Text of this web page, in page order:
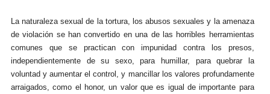
La naturaleza sexual de la tortura, los abusos sexuales y la amenaza
de violación se han convertido en una de las horribles herramientas
comunes que se practican con impunidad contra los presos,
independientemente de su sexo, para humillar, para quebrar la
voluntad y aumentar el control, y mancillar los valores profundamente
arraigados, como el honor, un valor que es igual de importante para